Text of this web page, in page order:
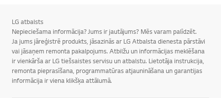
LG atbalsts
Nepieciešama informācija? Jums ir jautājums? Mēs varam palīdzēt.
Ja jums jāreģistrē produkts, jāsazinās ar LG Atbalsta dienesta pārstāvi
vai jāsaņem remonta pakalpojums. Atbilžu un informācijas meklēšana
ir vienkārša ar LG tiešsaistes servisu un atbalstu. Lietotāja instrukcija,
remonta pieprasīšana, programmatūras atjaunināšana un garantijas
informācija ir viena klikšķa attālumā.